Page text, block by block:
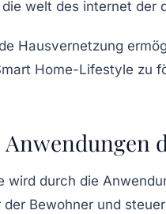
Hausvernetzung
Home-Lifestyle zu
Anwendungen
wird durch die
Bewohner und